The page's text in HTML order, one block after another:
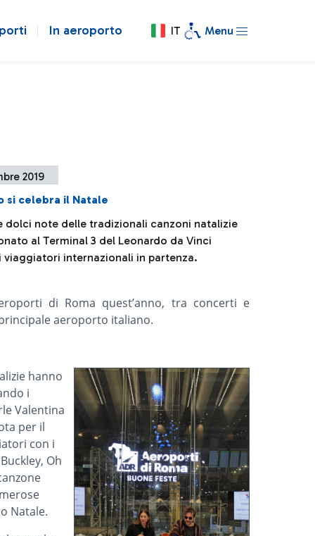
In aeroporto IT Menu
2019
si celebra il Natale
dolci note delle tradizionali canzoni natalizie
al Terminal 3 del Leonardo da Vinci
viaggiatori internazionali in partenza.
di Roma quest’anno, tra concerti e
aeroporto italiano.
hanno
i
Valentina
per il
con i
Oh
Natale.